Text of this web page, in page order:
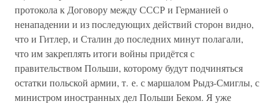
протокола к Договору между СССР и Германией о
ненападении и из последующих действий сторон видно,
что и Гитлер, и Сталин до последних минут полагали,
что им закреплять итоги войны придётся с
правительством Польши, которому будут подчиняться
остатки польской армии, т. е. с маршалом Рыдз-Смиглы, с
министром иностранных дел Польши Беком. Я уже